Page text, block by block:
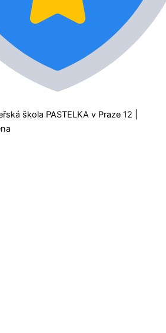
škola PASTELKA v Praze 12 |